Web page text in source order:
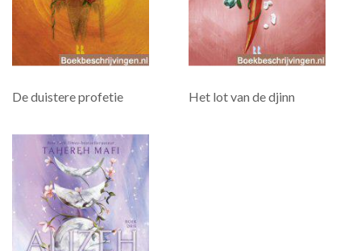
De duistere profetie Het lot van de djinn